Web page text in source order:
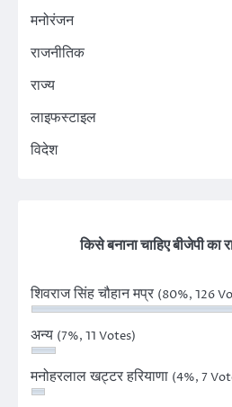
मनोरंजन
राजनीतिक
राज्य
लाइफस्टाइल
विदेश
किसे बनाना चाहिए बीजेपी का
शिवराज सिंह चौहान मप्र (80%, 126
अन्य (7%, 11 Votes)
मनोहरलाल खट्टर हरियाणा (4%, 7